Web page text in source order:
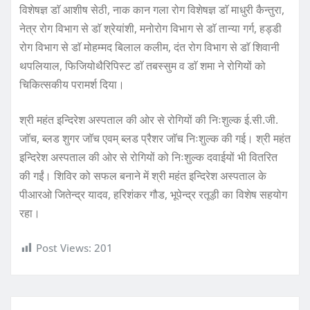
विशेषज्ञ डाॅ आशीष सेठी, नाक कान गला रोग विशेषज्ञ डाॅ माधुरी कैन्तुरा,
नेत्र रोग विभाग से डाॅ श्रेयांशी, मनोरोग विभाग से डाॅ तान्या गर्ग, हड्डी
रोग विभाग से डाॅ मोहम्मद बिलाल कलीम, दंत रोग विभाग से डाॅ शिवानी
थपलियाल, फिजियोथैरिपिस्ट डाॅ तबस्सुम व डाॅ शमा ने रोगियों को
चिकित्सकीय परामर्श दिया।
श्री महंत इन्दिरेश अस्पताल की ओर से रोगियों की निःशुल्क ई.सी.जी.
जाॅच, ब्लड शुगर जाॅच एवम् ब्लड प्रैशर जाॅच निःशुल्क की गई। श्री महंत
इन्दिरेश अस्पताल की ओर से रोगियों को निःशुल्क दवाईयों भी वितरित
की गईं। शिविर को सफल बनाने में श्री महंत इन्दिरेश अस्पताल के
पीआरओ जितेन्द्र यादव, हरिशंकर गौड, भूपेन्द्र रतूड़ी का विशेष सहयोग
रहा।
Post Views: 201